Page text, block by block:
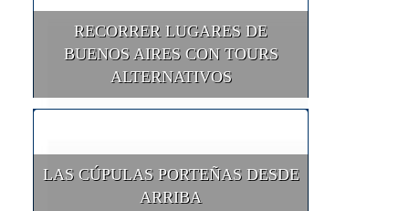
RECORRER LUGARES DE
BUENOS AIRES CON TOURS
ALTERNATIVOS
LAS CÚPULAS PORTEÑAS DESDE
ARRIBA